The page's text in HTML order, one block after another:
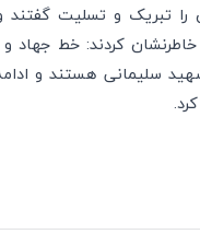
تبریک و تسلیت گفتند و
کردند: خط جهاد
سلیمانی هستند و